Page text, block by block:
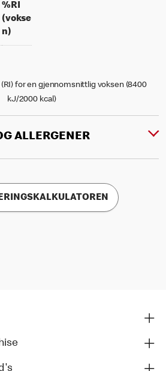
%RI
(vokse
n)% daily value for an adult
for en gjennomsnittlig voksen (8400
kJ/2000 kcal)
ALLERGENER